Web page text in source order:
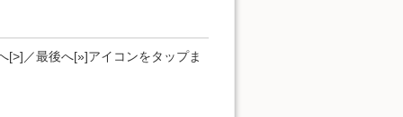
[>]／最後へ[»]アイコンをタップま